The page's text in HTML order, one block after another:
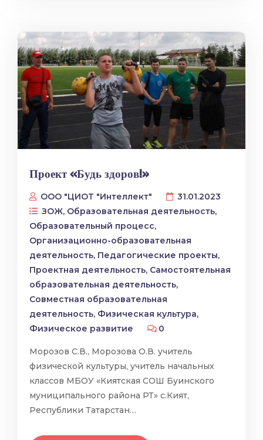
Проект «Будь здоров!»
ООО "ЦИОТ "Интеллект"
31.01.2023
ЗОЖ, Образовательная деятельность,
Образовательный процесс,
Организационно-образовательная
деятельность, Педагогические проекты,
Проектная деятельность, Самостоятельная
образовательная деятельность,
Совместная образовательная
деятельность, Физическая культура,
Физическое развитие
0
Морозов С.В., Морозова О.В. учитель
физической культуры, учитель начальных
классов МБОУ «Киятская СОШ Буинского
муниципального района РТ» с.Кият,
Республики Татарстан…